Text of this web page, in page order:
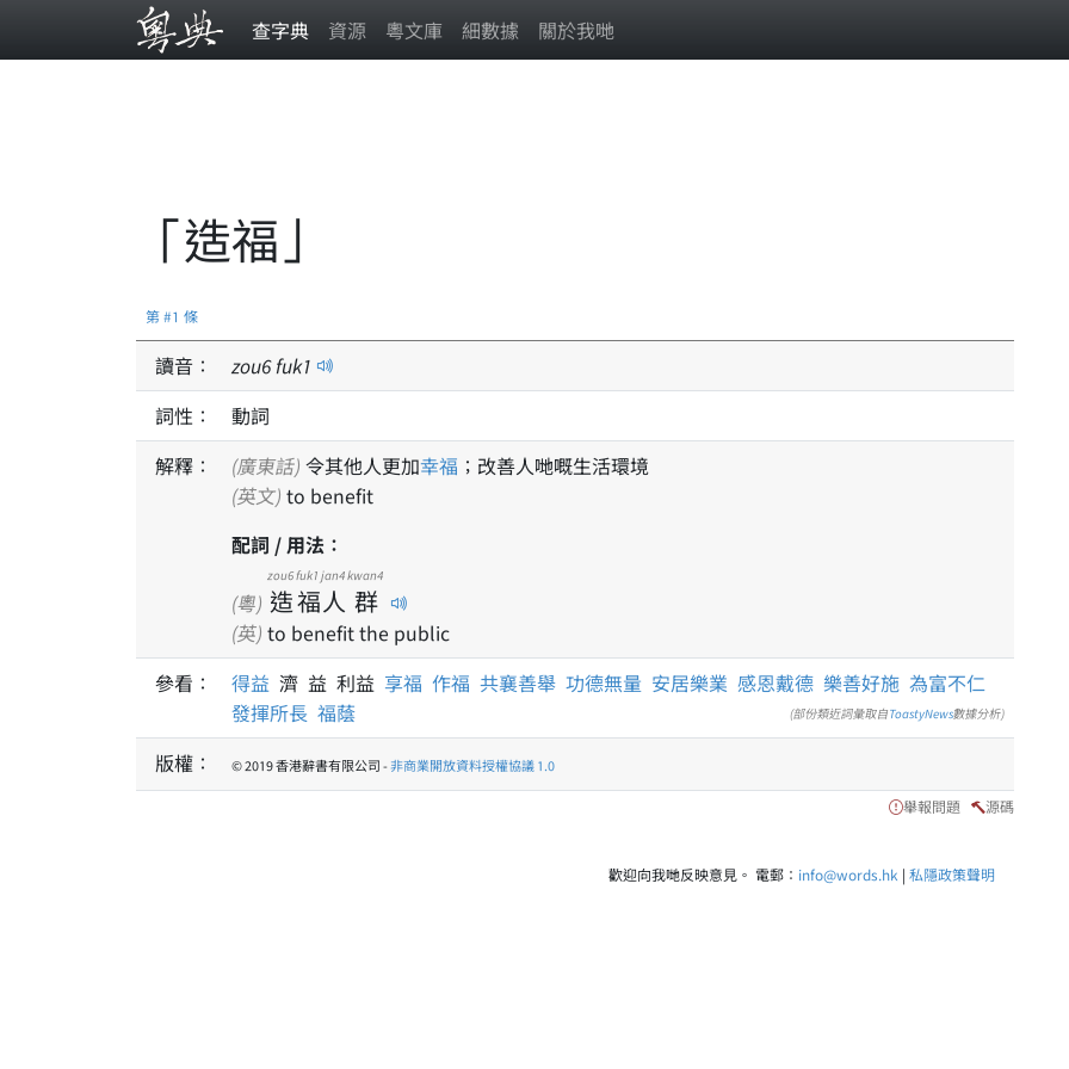
查字典 資源 粵文庫 細數據 關於我哋
「造福」
第 #1 條
讀音： zou6fuk1
詞性：
動詞
解釋：
(廣東話) 令其他人更加幸福 ；改善人哋嘅生活環境
(英文) to benefit
配詞 / 用法：
(粵) 造
zou6
福
fuk1
人
jan4
群
kwan4
(英) to benefit the public
參看：
得益 濟 益 利益 享福 作福 共襄善舉 功德無量 安居樂業 感恩戴德 樂善好施 為富不仁
發揮所長 福蔭 (部份類近詞彙取自ToastyNews數據分析)
版權： © 2019 香港辭書有限公司 -非商業開放資料授權協議 1.0
舉報問題 源碼
歡迎向我哋反映意見。 電郵： info@words.hk | 私隱政策聲明